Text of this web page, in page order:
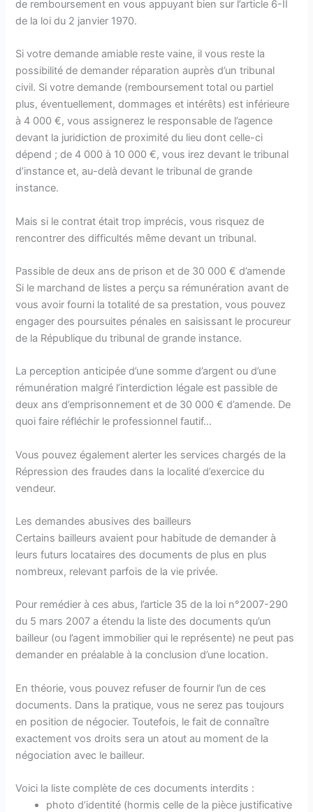
de remboursement en vous appuyant bien sur l’article 6-II
de la loi du 2 janvier 1970.
Si votre demande amiable reste vaine, il vous reste la
possibilité de demander réparation auprès d’un tribunal
civil. Si votre demande (remboursement total ou partiel
plus, éventuellement, dommages et intérêts) est inférieure
à 4 000 €, vous assignerez le responsable de l’agence
devant la juridiction de proximité du lieu dont celle-ci
dépend ; de 4 000 à 10 000 €, vous irez devant le tribunal
d’instance et, au-delà devant le tribunal de grande
instance.
Mais si le contrat était trop imprécis, vous risquez de
rencontrer des difficultés même devant un tribunal.
Passible de deux ans de prison et de 30 000 € d’amende
Si le marchand de listes a perçu sa rémunération avant de
vous avoir fourni la totalité de sa prestation, vous pouvez
engager des poursuites pénales en saisissant le procureur
de la République du tribunal de grande instance.
La perception anticipée d’une somme d’argent ou d’une
rémunération malgré l’interdiction légale est passible de
deux ans d’emprisonnement et de 30 000 € d’amende. De
quoi faire réfléchir le professionnel fautif…
Vous pouvez également alerter les services chargés de la
Répression des fraudes dans la localité d’exercice du
vendeur.
Les demandes abusives des bailleurs
Certains bailleurs avaient pour habitude de demander à
leurs futurs locataires des documents de plus en plus
nombreux, relevant parfois de la vie privée.
Pour remédier à ces abus, l’article 35 de la loi n°2007-290
du 5 mars 2007 a étendu la liste des documents qu’un
bailleur (ou l’agent immobilier qui le représente) ne peut pas
demander en préalable à la conclusion d’une location.
En théorie, vous pouvez refuser de fournir l’un de ces
documents. Dans la pratique, vous ne serez pas toujours
en position de négocier. Toutefois, le fait de connaître
exactement vos droits sera un atout au moment de la
négociation avec le bailleur.
Voici la liste complète de ces documents interdits :
photo d’identité (hormis celle de la pièce justificative